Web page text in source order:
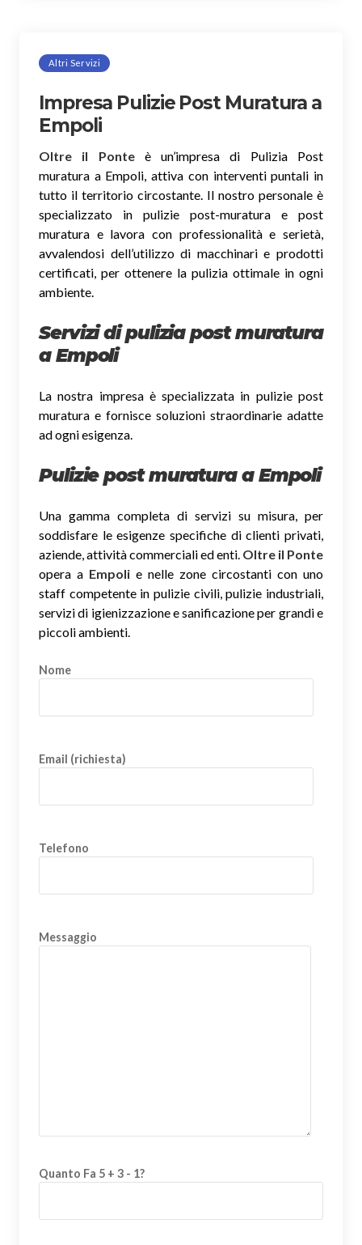
Altri Servizi
Impresa Pulizie Post Muratura a
Empoli
Oltre il Ponteè un’impresa di Pulizia Post
muratura a Empoli, attiva con interventi puntali in
tutto il territorio circostante. Il nostro personale è
specializzato in pulizie post-muratura e post
muratura e lavora con professionalità e serietà,
avvalendosi dell’utilizzo di macchinari e prodotti
certificati, per ottenere la pulizia ottimale in ogni
ambiente.
Servizi di pulizia post muratura
a Empoli
La nostra impresa è specializzata in pulizie post
muratura e fornisce soluzioni straordinarie adatte
ad ogni esigenza.
Pulizie post muratura a Empoli
Una gamma completa di servizi su misura, per
soddisfare le esigenze specifiche di clienti privati,
aziende, attività commerciali ed enti. Oltre il Ponte
opera a Empoli e nelle zone circostanti con uno
staff competente in pulizie civili, pulizie industriali,
servizi di igienizzazione e sanificazione per grandi e
piccoli ambienti.
Nome
Email (richiesta)
Telefono
Messaggio
Quanto Fa 5 + 3 - 1?